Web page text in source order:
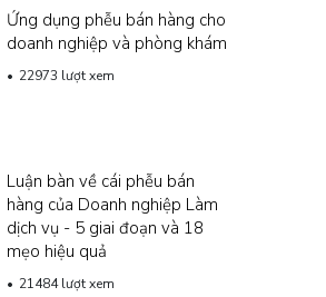
Ứng dụng phễu bán hàng cho
doanh nghiệp và phòng khám
22973 lượt xem
Luận bàn về cái phễu bán
hàng của Doanh nghiệp Làm
dịch vụ - 5 giai đoạn và 18
mẹo hiệu quả
21484 lượt xem